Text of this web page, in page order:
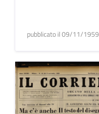
pubblicato il 09/11/1959